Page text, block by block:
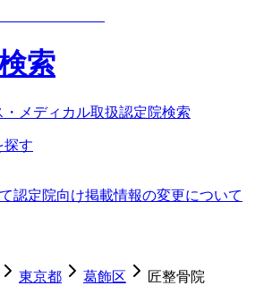
索
メディカル取扱認定院検索
探す
認定院向け掲載情報の変更について
東京都 葛飾区
匠整骨院